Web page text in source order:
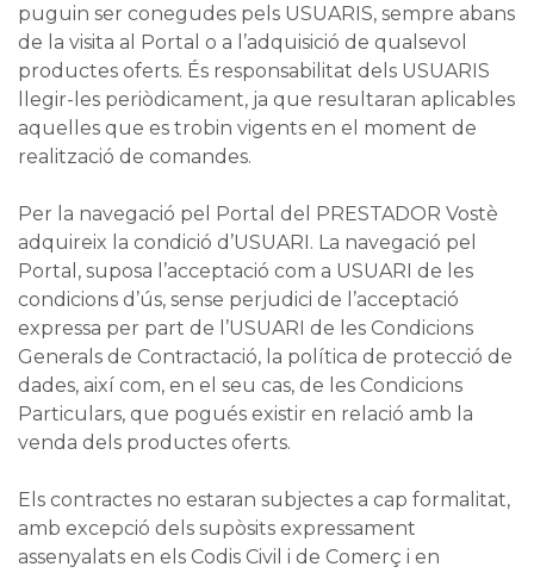
puguin ser conegudes pels USUARIS, sempre abans
de la visita al Portal o a l’adquisició de qualsevol
productes oferts. És responsabilitat dels USUARIS
llegir-les periòdicament, ja que resultaran aplicables
aquelles que es trobin vigents en el moment de
realització de comandes.
Per la navegació pel Portal del PRESTADOR Vostè
adquireix la condició d’USUARI. La navegació pel
Portal, suposa l’acceptació com a USUARI de les
condicions d’ús, sense perjudici de l’acceptació
expressa per part de l’USUARI de les Condicions
Generals de Contractació, la política de protecció de
dades, així com, en el seu cas, de les Condicions
Particulars, que pogués existir en relació amb la
venda dels productes oferts.
Els contractes no estaran subjectes a cap formalitat,
amb excepció dels supòsits expressament
assenyalats en els Codis Civil i de Comerç i en